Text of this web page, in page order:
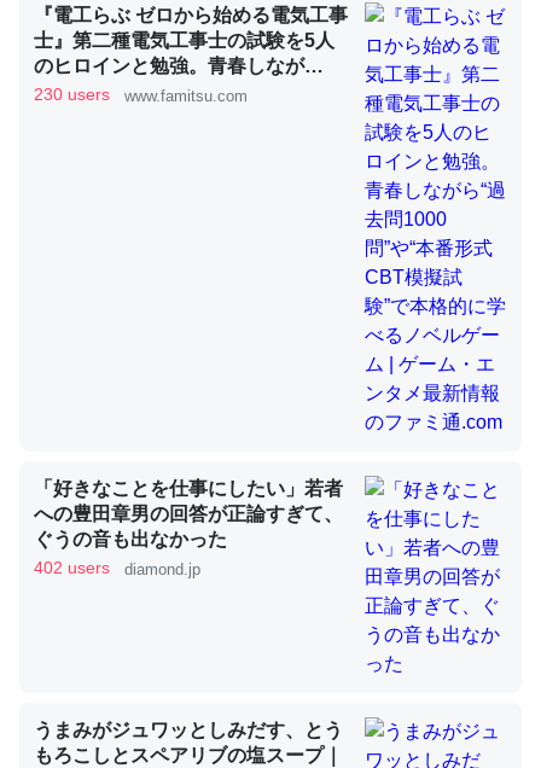
くらい。小説でいう「ずっと前の伏線」は回収されないけ
ど、短期記憶というには多い分量。進化すればするほど分
かりやすく強くなりそう
─GPTの仕組みと限界についての考察（１） - conceptualization
昆虫ってカルシウム少ないのか。知らんかった。調べたら
コオロギのカルシウム分はエビの600分の1程度。
─ニュース :: 【研究発表】昆虫学の大問題＝「昆虫はなぜ海にいな
論文では「淡水はカルシウムも酸素も不足してて両方に不
利だから両方が拮抗してるのでは」とあって面白い。海に
いる鋏角類（カブトガニ・ウミグモ）はカルシウムを使わ
ずキチンを強化してる筈だが、酵素が違うのか？
─ニュース :: 【研究発表】昆虫学の大問題＝「昆虫はなぜ海にいな
『電工らぶ ゼロから始める電気工事
士』第二種電気工事士の試験を5人
のヒロインと勉強。青春しなが
ら“過去問1000問”や“本番形式CBT
230 users www.famitsu.com
「好きなことを仕事にしたい」若者
への豊田章男の回答が正論すぎて、
ぐうの音も出なかった
402 users diamond.jp
うまみがジュワッとしみだす、とう
もろこしとスペアリブの塩スープ｜